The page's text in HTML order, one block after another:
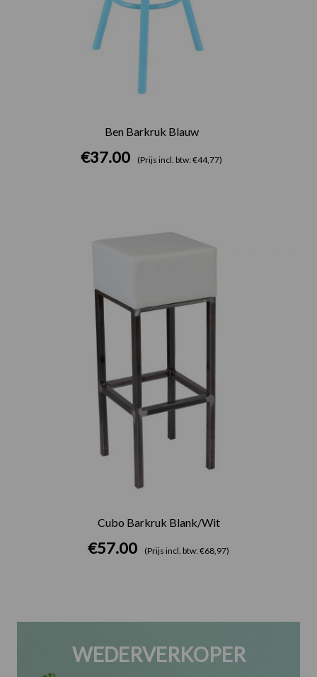
Ben Barkruk Blauw
€37.00 (Prijs incl. btw: €44,77)
Cubo Barkruk Blank/Wit
€57.00 (Prijs incl. btw: €68,97)
WEDERVERKOPER